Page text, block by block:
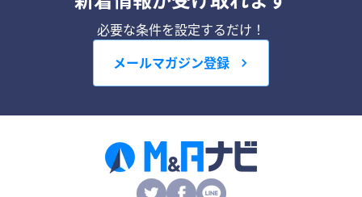
必要な条件を設定するだけ！
メールマガジン登録